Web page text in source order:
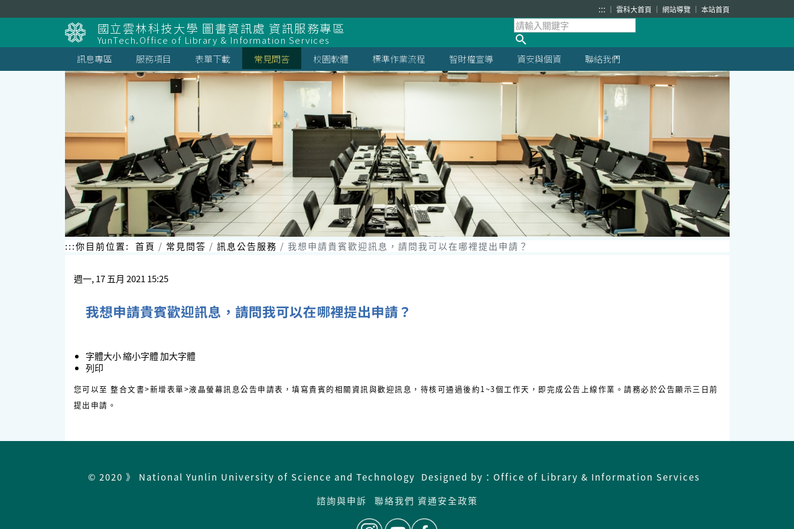
到
主
要
內
容
區
塊
::: 雲科大首頁 網站導覽 本站首頁
國立雲林科技大學 圖書資訊處 資訊服務專區
YunTech.Office of Library & Information Services
訊息專區
服務項目 表單下載 常見問答 校園軟體 標準作業流程 智財權宣導 資安與個資 聯絡我們
:::你目前位置: 首頁 常見問答 訊息公告服務 我想申請貴賓歡迎訊息，請問我可以在哪裡提出申請？
週一, 17 五月 2021 15:25
我想申請貴賓歡迎訊息，請問我可以在哪裡提出申請？
字體大小縮小字體加大字體
列印
您可以至 整合文書>新增表單>液晶螢幕訊息公告申請表，填寫貴賓的相關資訊與歡迎訊息，待核可通過後約1~3個工作天，即完成公告上線作業。請務必於公告顯示三日前
提出申請。
© 2020 》 National Yunlin University of Science and Technology Designed by：Office of Library & Information Services
諮詢與申訴
聯絡我們 資通安全政策